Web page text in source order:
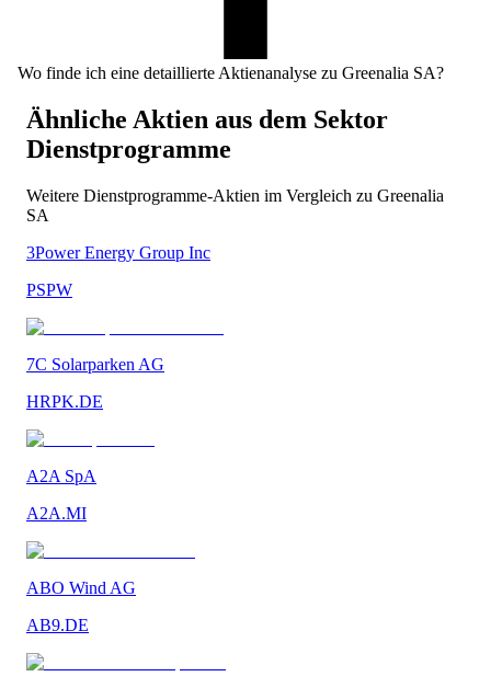
Wo finde ich eine detaillierte Aktienanalyse zu Greenalia SA?
Ähnliche Aktien aus dem Sektor
Dienstprogramme
Weitere Dienstprogramme-Aktien im Vergleich zu Greenalia
SA
3Power Energy Group Inc
PSPW
7C Solarparken AG
HRPK.DE
A2A SpA
A2A.MI
ABO Wind AG
AB9.DE